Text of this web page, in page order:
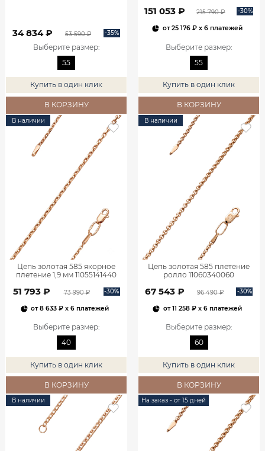
34 834 ₽ 53 590 ₽ -35%
Выберите размер:
55
Купить в один клик
В КОРЗИНУ
151 053 ₽ 215 790 ₽ -30%
от25 176 ₽x 6 платежей
Выберите размер:
55
Купить в один клик
В КОРЗИНУ
В наличии
Цепь золотая 585 якорное
плетение 1,9 мм 11055141440
51 793 ₽ 73 990 ₽ -30%
от8 633 ₽ x 6 платежей
Выберите размер:
40
Купить в один клик
В КОРЗИНУ
В наличии
Цепь золотая 585 плетение
ролло 11060340060
67 543 ₽ 96 490 ₽ -30%
от11 258 ₽x 6 платежей
Выберите размер:
60
Купить в один клик
В КОРЗИНУ
В наличии На заказ - от 15 дней